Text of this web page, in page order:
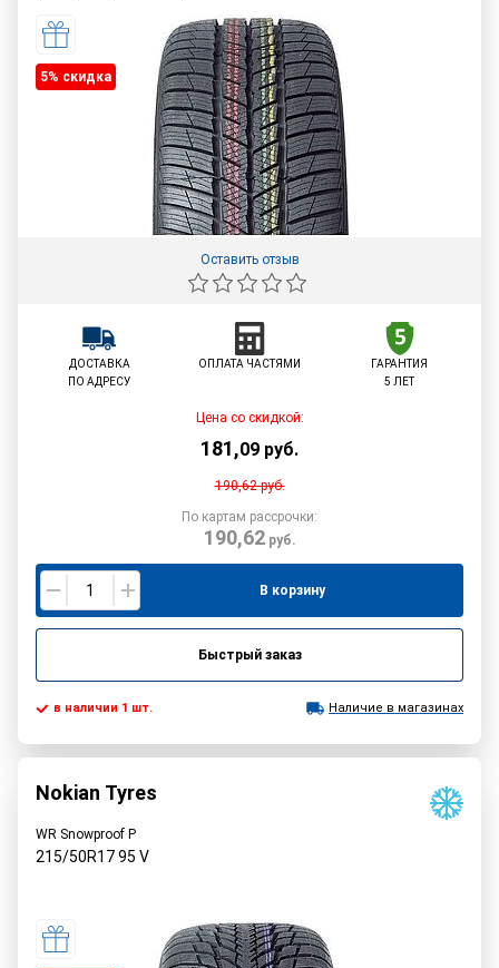
5% cкидка
Оставить отзыв
ДОСТАВКА
ПО АДРЕСУ
ОПЛАТА ЧАСТЯМИ
ГАРАНТИЯ
5 ЛЕТ
Цена со скидкой:
181,09 руб.
190,62руб.
По картам рассрочки:
190,62руб.
В корзину
Быстрый заказ
в наличии 1 шт. Наличие в магазинах
Nokian Tyres
WR Snowproof P
215/50R1795 V